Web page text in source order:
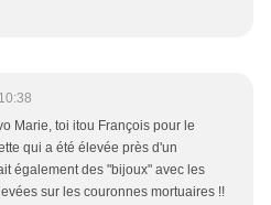
Marie, toi itou François pour le
qui a été élevée près d'un
également des "bijoux" avec les
sur les couronnes mortuaires !!